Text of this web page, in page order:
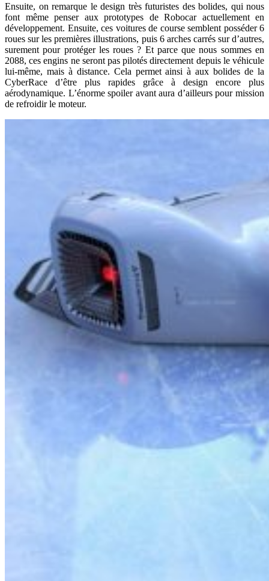
Ensuite, on remarque le design très futuristes des bolides, qui nous
font même penser aux prototypes de Robocar actuellement en
développement. Ensuite, ces voitures de course semblent posséder 6
roues sur les premières illustrations, puis 6 arches carrés sur d’autres,
surement pour protéger les roues ? Et parce que nous sommes en
2088, ces engins ne seront pas pilotés directement depuis le véhicule
lui-même, mais à distance. Cela permet ainsi à aux bolides de la
CyberRace d’être plus rapides grâce à design encore plus
aérodynamique. L’énorme spoiler avant aura d’ailleurs pour mission
de refroidir le moteur.